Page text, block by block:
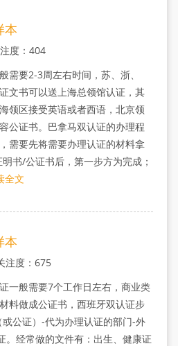
本
度：404
需要2-3周左右时间，苏、浙、
文书可以送上海总领馆认证，其
领区接受英语或者西语，北京领
公证书。巴拿马双认证的办理程
需要先将需要办理认证的材料拿
书/公证书后，第一步方为完成；
全文
本
度：675
一般需要7个工作日左右，商业类
料做成公证书，西班牙双认证步
公证）-代为办理认证的部门-外
。经常做的文件有：出生、健康证